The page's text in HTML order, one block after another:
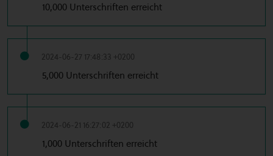
10,000 Unterschriften erreicht
2024-06-27 17:48:33 +0200
5,000 Unterschriften erreicht
2024-06-21 16:27:02 +0200
1,000 Unterschriften erreicht